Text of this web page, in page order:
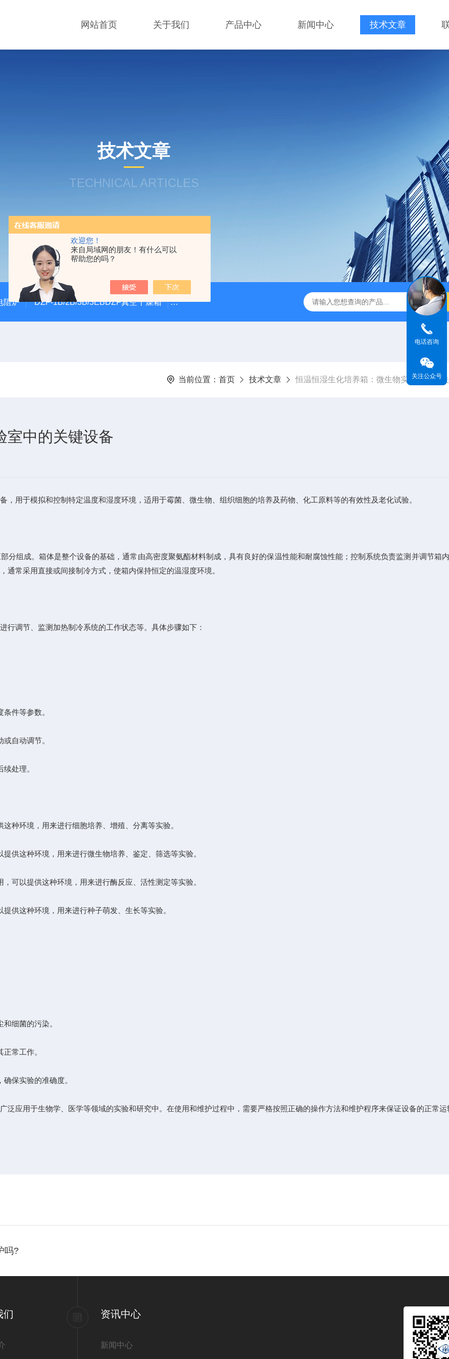
欢迎您！
来自局域网的朋友！有什么可以
帮助您的吗？
网站首页 关于我们 产品中心 新闻中心 技术文章
技术文章
TECHNICAL ARTICLES
阻炉 DZF-1B/2B/3B/3EBDZF真空干燥箱 100*60颚式破碎机 JMB系列精密恒温电热板 恒温恒湿生化培养箱
当前位置： 首页 技术文章 恒温恒湿生化培养箱：微生物实验室中的
室中的关键设备
于模拟和控制特定温度和湿度环境，适用于霉菌、微生物、组织细胞的培养及药物、化工原料等的有效性及老化试验。
组成。箱体是整个设备的基础，通常由高密度聚氨酯材料制成，具有良好的保温性能和耐腐蚀性能；控制系统负责监测并调节箱
常采用直接或间接制冷方式，使箱内保持恒定的温湿度环境。
调节、监测加热制冷系统的工作状态等。具体步骤如下：
件等参数。
自动调节。
处理。
环境，用来进行细胞培养、增殖、分离等实验。
这种环境，用来进行微生物培养、鉴定、筛选等实验。
以提供这种环境，用来进行酶反应、活性测定等实验。
这种环境，用来进行种子萌发、生长等实验。
细菌的污染。
常工作。
保实验的准确度。
应用于生物学、医学等领域的实验和研究中。在使用和维护过程中，需要严格按照正确的操作方法和维护程序来保证设备的正常运
吗?
们 资讯中心
新闻中心
电话咨询
关注公众号